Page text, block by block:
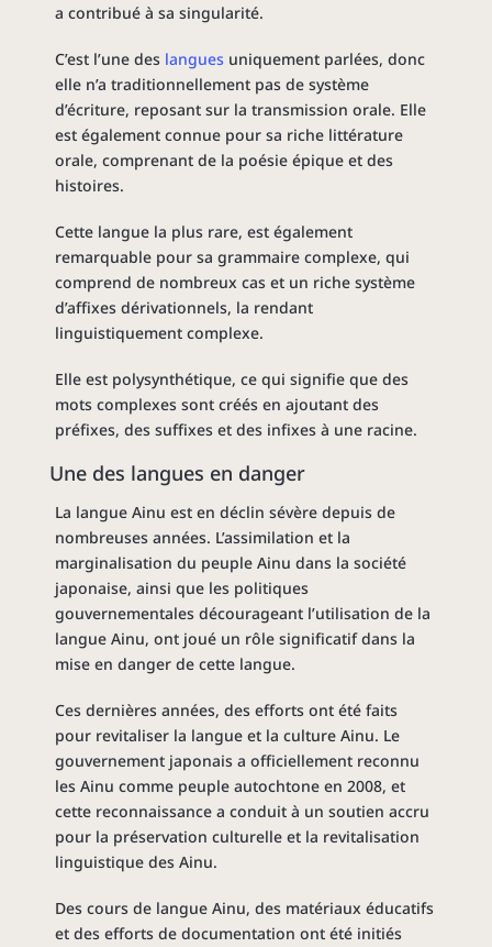
a contribué à sa singularité.
C’est l’une des langues uniquement parlées, donc
elle n’a traditionnellement pas de système
d’écriture, reposant sur la transmission orale. Elle
est également connue pour sa riche littérature
orale, comprenant de la poésie épique et des
histoires.
Cette langue la plus rare, est également
remarquable pour sa grammaire complexe, qui
comprend de nombreux cas et un riche système
d’affixes dérivationnels, la rendant
linguistiquement complexe.
Elle est polysynthétique, ce qui signifie que des
mots complexes sont créés en ajoutant des
préfixes, des suffixes et des infixes à une racine.
Une des langues en danger
La langue Ainu est en déclin sévère depuis de
nombreuses années. L’assimilation et la
marginalisation du peuple Ainu dans la société
japonaise, ainsi que les politiques
gouvernementales décourageant l’utilisation de la
langue Ainu, ont joué un rôle significatif dans la
mise en danger de cette langue.
Ces dernières années, des efforts ont été faits
pour revitaliser la langue et la culture Ainu. Le
gouvernement japonais a officiellement reconnu
les Ainu comme peuple autochtone en 2008, et
cette reconnaissance a conduit à un soutien accru
pour la préservation culturelle et la revitalisation
linguistique des Ainu.
Des cours de langue Ainu, des matériaux éducatifs
et des efforts de documentation ont été initiés